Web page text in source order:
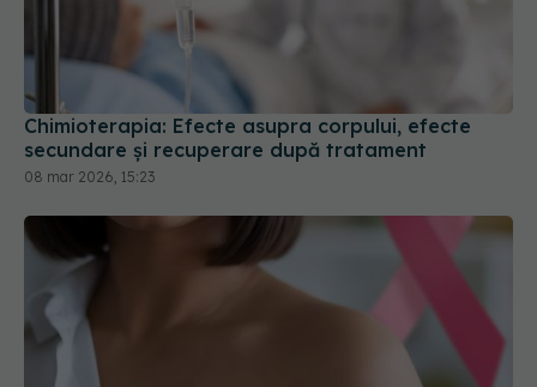
Chimioterapia: Efecte asupra corpului, efecte
secundare și recuperare după tratament
08 mar 2026, 15:23